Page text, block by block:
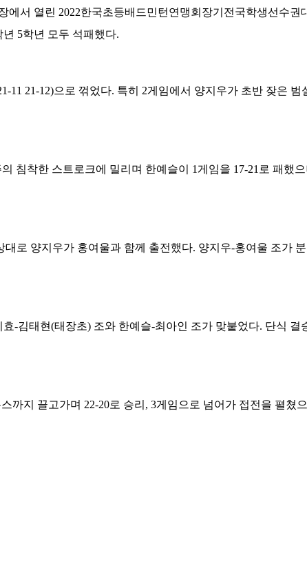
서 열린 2022한국초등배드민턴연맹회장기전국학생선수
5학년 모두 석패했다.
11 21-12)으로 꺾었다. 특히 2게임에서 양지우가 초반 잦은
침착한 스트로크에 밀리며 한예슬이 1게임을 17-21로 패했
로 양지우가 홍여울과 함께 출전했다. 양지우-홍여울 조가
-김태현(태장초) 조와 한예슬-최아인 조가 맞붙었다. 단식
까지 끌고가며 22-20로 승리, 3게임으로 넘어가 접전을 펼쳤